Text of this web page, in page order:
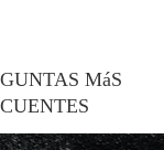
MáS